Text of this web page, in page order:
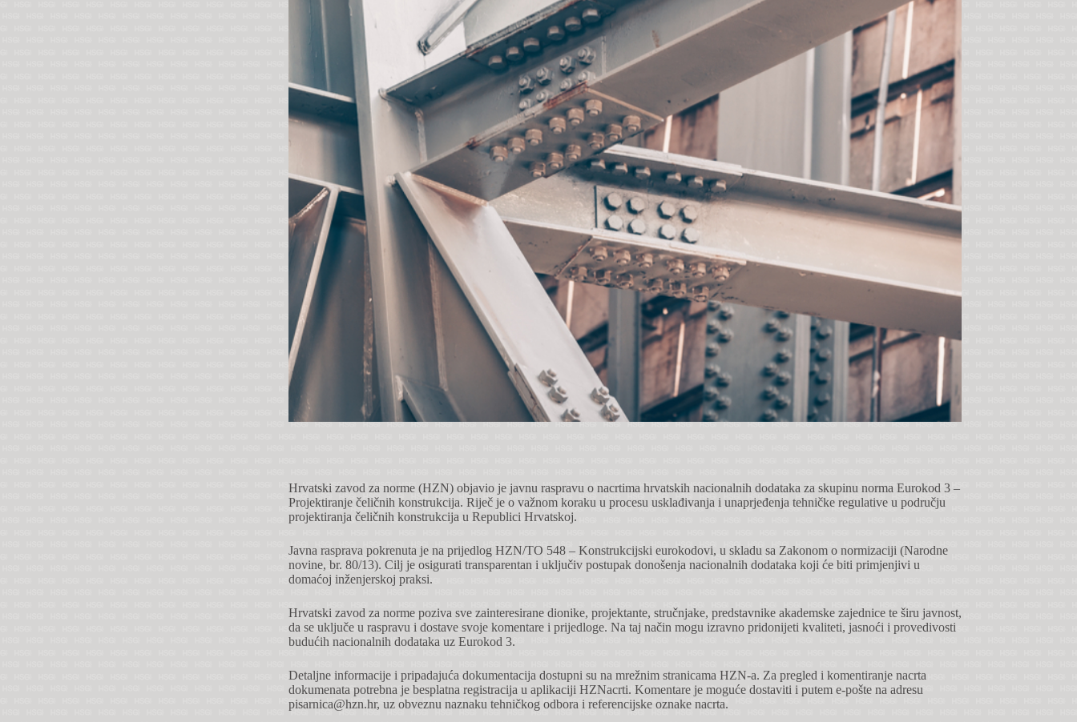
Hrvatski zavod za norme (HZN) objavio je javnu raspravu o nacrtima hrvatskih nacionalnih dodataka za skupinu norma Eurokod 3 –
Projektiranje čeličnih konstrukcija. Riječ je o važnom koraku u procesu usklađivanja i unaprjeđenja tehničke regulative u području
projektiranja čeličnih konstrukcija u Republici Hrvatskoj.
Javna rasprava pokrenuta je na prijedlog HZN/TO 548 – Konstrukcijski eurokodovi, u skladu sa Zakonom o normizaciji (Narodne
novine, br. 80/13). Cilj je osigurati transparentan i uključiv postupak donošenja nacionalnih dodataka koji će biti primjenjivi u
domaćoj inženjerskoj praksi.
Hrvatski zavod za norme poziva sve zainteresirane dionike, projektante, stručnjake, predstavnike akademske zajednice te širu javnost,
da se uključe u raspravu i dostave svoje komentare i prijedloge. Na taj način mogu izravno pridonijeti kvaliteti, jasnoći i provedivosti
budućih nacionalnih dodataka uz Eurokod 3.
Detaljne informacije i pripadajuća dokumentacija dostupni su na mrežnim stranicama HZN-a. Za pregled i komentiranje nacrta
dokumenata potrebna je besplatna registracija u aplikaciji HZNacrti. Komentare je moguće dostaviti i putem e-pošte na adresu
pisarnica@hzn.hr, uz obveznu naznaku tehničkog odbora i referencijske oznake nacrta.